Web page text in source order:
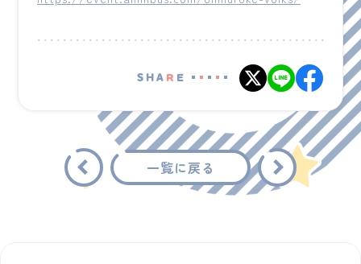
SHA R E
一覧に戻る